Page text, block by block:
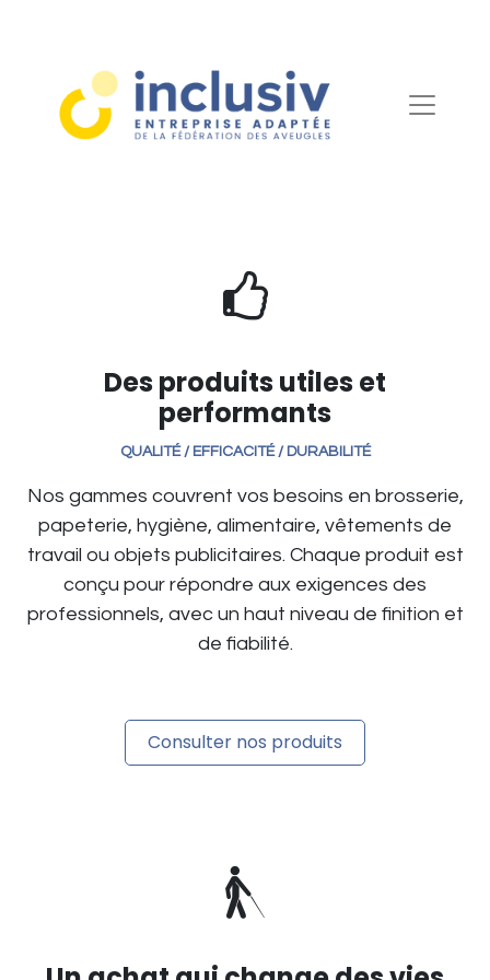
Des produits utiles et
performants
QUALITÉ / EFFICACITÉ / DURABILITÉ
Nos gammes couvrent vos besoins en brosserie,
papeterie, hygiène, alimentaire, vêtements de
travail ou objets publicitaires. Chaque produit est
conçu pour répondre aux exigences des
professionnels, avec un haut niveau de finition et
de fiabilité.
Consulter nos produits